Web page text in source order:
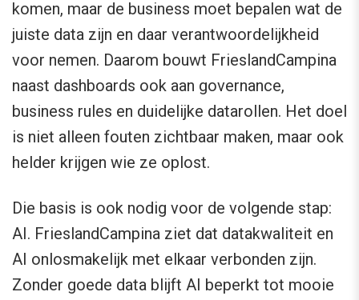
komen, maar de business moet bepalen wat de
juiste data zijn en daar verantwoordelijkheid
voor nemen. Daarom bouwt FrieslandCampina
naast dashboards ook aan governance,
business rules en duidelijke datarollen. Het doel
is niet alleen fouten zichtbaar maken, maar ook
helder krijgen wie ze oplost.
Die basis is ook nodig voor de volgende stap:
AI. FrieslandCampina ziet dat datakwaliteit en
AI onlosmakelijk met elkaar verbonden zijn.
Zonder goede data blijft AI beperkt tot mooie